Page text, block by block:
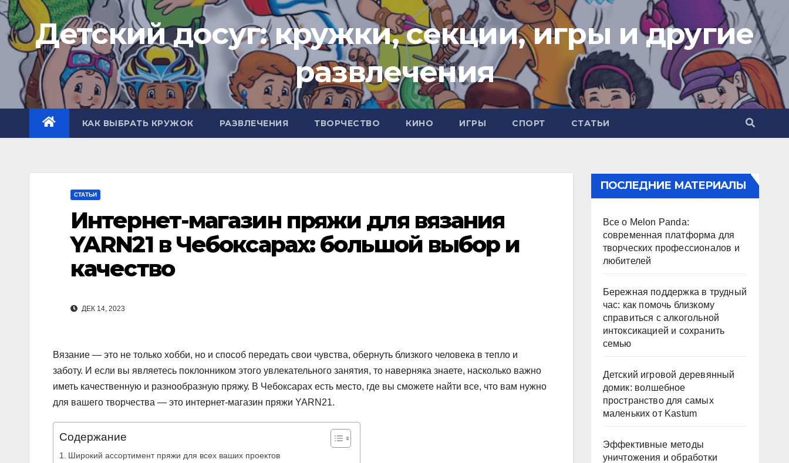
Перейти
содержимомуДетский досуг: кружки, секции, игры и другие
развлечения
КАК ВЫБРАТЬ КРУЖОК РАЗВЛЕЧЕНИЯ ТВОРЧЕСТВО КИНО ИГРЫ СПОРТ СТАТЬИ
СТАТЬИ
Интернет-магазин пряжи для вязания
YARN21 в Чебоксарах: большой выбор и
качество
ДЕК 14, 2023
Вязание — это не только хобби, но и способ передать свои чувства, обернуть близкого человека в тепло и
заботу. И если вы являетесь поклонником этого увлекательного занятия, то наверняка знаете, насколько важно
иметь качественную и разнообразную пряжу. В Чебоксарах есть место, где вы сможете найти все, что вам нужно
для вашего творчества — это интернет-магазин пряжи YARN21.
Содержание
Широкий ассортимент пряжи для всех ваших проектов
ПОСЛЕДНИЕ МАТЕРИАЛЫ
Все о Melon Panda:
современная платформа для
творческих профессионалов и
любителей
Бережная поддержка в трудный
час: как помочь близкому
справиться с алкогольной
интоксикацией и сохранить
семью
Детский игровой деревянный
домик: волшебное
пространство для самых
маленьких от Kastum
Эффективные методы
уничтожения и обработки